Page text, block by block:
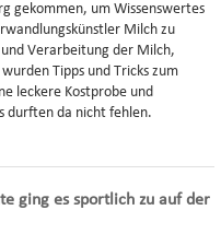
gekommen, um Wissenswertes
Milch zu
Verarbeitung der Milch,
Tipps und Tricks zum
leckere Kostprobe und
durften da nicht fehlen.
ging es sportlich zu auf der